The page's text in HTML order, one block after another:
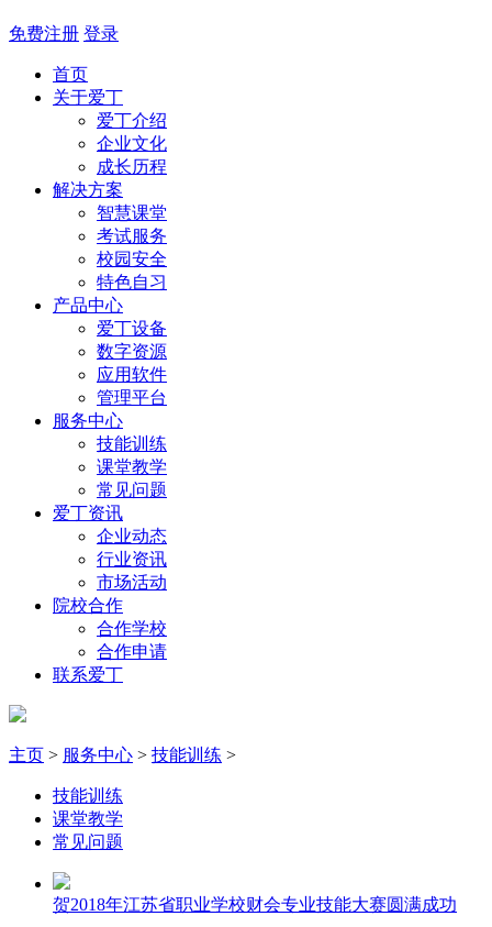
免费注册 登录
首页
关于爱丁
爱丁介绍
企业文化
成长历程
解决方案
智慧课堂
考试服务
校园安全
特色自习
产品中心
爱丁设备
数字资源
应用软件
管理平台
服务中心
技能训练
课堂教学
常见问题
爱丁资讯
企业动态
行业资讯
市场活动
院校合作
合作学校
合作申请
联系爱丁
主页 > 服务中心 > 技能训练 >
技能训练
课堂教学
常见问题
贺2018年江苏省职业学校财会专业技能大赛圆满成功